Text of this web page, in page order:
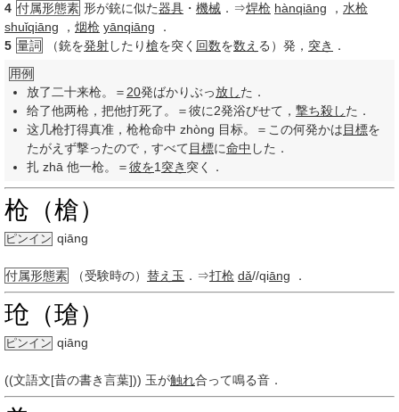
4 付属形態素 形が銃に似た器具 ・ 機械 ．⇒焊枪 hànqiāng ， 水枪
shuǐqiāng ， 烟枪 yānqiāng ．
5 量詞 （銃を発射したり槍を突く 回数を数え る）発， 突き ．
用例
放了二十来枪。＝ 20発ばかりぶっ放した．
给了他两枪，把他打死了。＝彼に2発浴びせて， 撃ち殺した．
这几枪打得真准，枪枪命中 zhòng 目标。＝この何発かは目標を
たがえず撃ったので，すべて 目標に命中 した．
扎 zhā 他一枪。＝彼を1 突き 突く．
枪（槍）
ピンイン qiāng
付属形態素 （受験時の） 替え玉 ．⇒打枪 dǎ//qiāng ．
玱（瑲）
ピンイン qiāng
((文語文[昔の書き言葉])) 玉が触れ合って鳴る音．